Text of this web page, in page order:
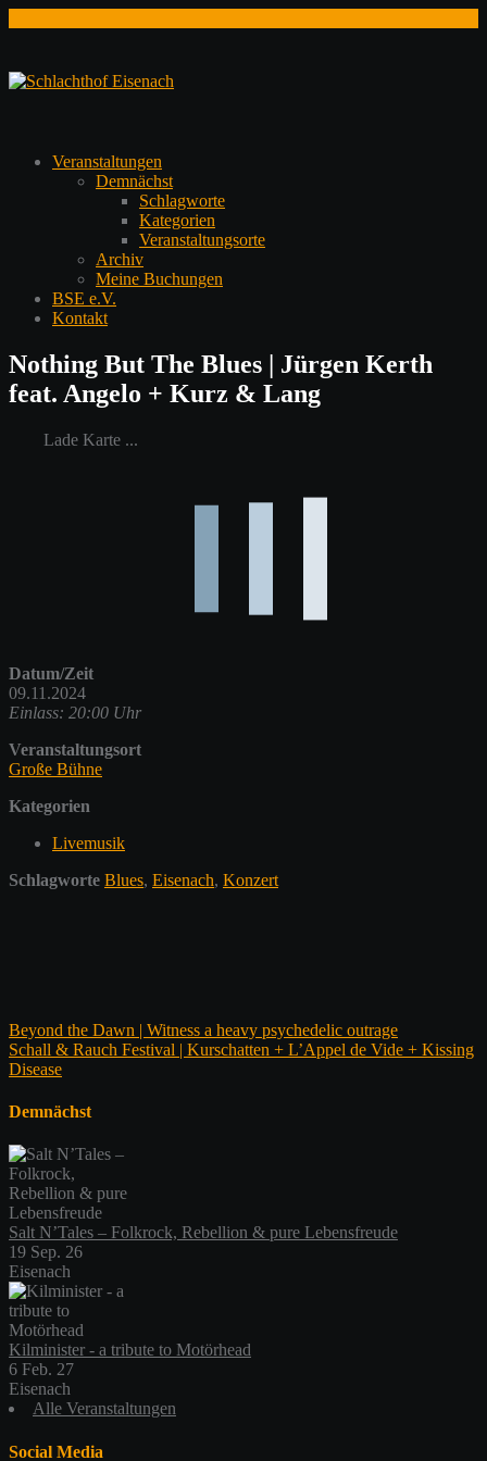
springen
Veranstaltungen
Demnächst
Schlagworte
Kategorien
Veranstaltungsorte
Archiv
Meine Buchungen
BSE e.V.
Kontakt
Nothing But The Blues | Jürgen Kerth
feat. Angelo + Kurz & Lang
Lade Karte ...
Datum/Zeit
09.11.2024
Einlass: 20:00 Uhr
Veranstaltungsort
Große Bühne
Kategorien
Livemusik
Schlagworte Blues, Eisenach, Konzert
Beitragsnavigation
Beyond the Dawn | Witness a heavy psychedelic outrage
Schall & Rauch Festival | Kurschatten + L’Appel de Vide + Kissing
Disease
Demnächst
Salt N’Tales – Folkrock, Rebellion & pure Lebensfreude
19 Sep. 26
Eisenach
Kilminister - a tribute to Motörhead
6 Feb. 27
Eisenach
Alle Veranstaltungen
Social Media